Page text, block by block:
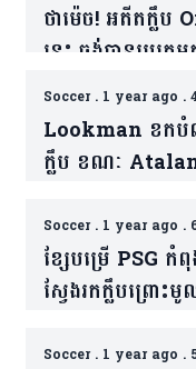
ថាម៉េច! អតីតក្លឹប
នេះ ចង់បានរូបគេម
ជាថ្មីពីបិសាចក្រហម
Soccer. 1 year ago .
Lookman ខក
ក្លឹប ខណៈ
ព្រោះតែ(មាន១វីដ
Soccer. 1 year ago .
ខ្សែបម្រើ PSG​ កំ
ស្វែងរកក្លឹបព្រោ
Soccer. 1 year ago .